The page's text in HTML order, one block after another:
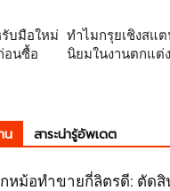
รับมือใหม่
อนซื้อ
ทำไมกรุยเชิงสแต
นิยมในงานตกแต่
น สาระน่ารู้อัพเดต
กหม้อทำขายกี่ลิตรดี: ตัด